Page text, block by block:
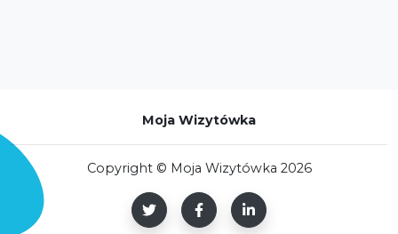
Moja Wizytówka
Copyright © Moja Wizytówka 2026